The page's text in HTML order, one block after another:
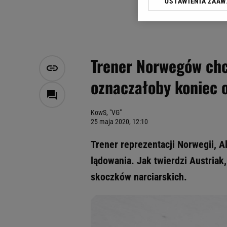
Trener Norwegów
oznaczałoby koniec
KowS, "VG"
25 maja 2020, 12:10
Trener reprezentacji Norwegii,
lądowania. Jak twierdzi
skoczków narciarskich.
Klikając „Akceptuję”
Zaufanych Partnerów i
My, nasi Zaufani
Użycie dokładnych
Przechowywanie